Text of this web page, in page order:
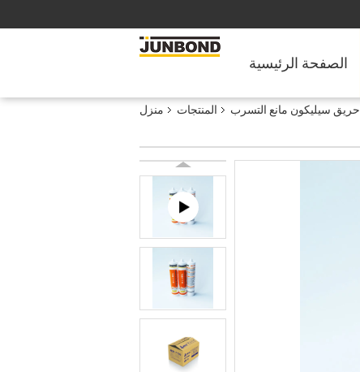
الصفحة الرئيسية
منزل المنتجات حريق سيليكون مانع التسرب